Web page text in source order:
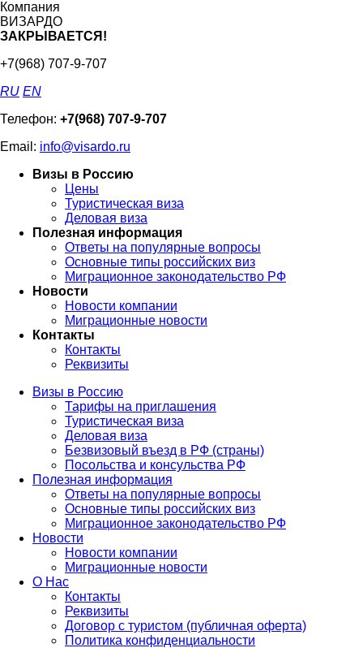
Компания
ВИЗАРДО
ЗАКРЫВАЕТСЯ!
+7(968) 707-9-707
RU EN
Телефон: +7(968) 707-9-707
Email: info@visardo.ru
Визы в Россию
Цены
Туристическая виза
Деловая виза
Полезная информация
Ответы на популярные вопросы
Основные типы российских виз
Миграционное законодательство РФ
Новости
Новости компании
Миграционные новости
Контакты
Контакты
Реквизиты
Визы в Россию
Тарифы на приглашения
Туристическая виза
Деловая виза
Безвизовый въезд в РФ (страны)
Посольства и консульства РФ
Полезная информация
Ответы на популярные вопросы
Основные типы российских виз
Миграционное законодательство РФ
Новости
Новости компании
Миграционные новости
О Нас
Контакты
Реквизиты
Договор с туристом (публичная оферта)
Политика конфиденциальности